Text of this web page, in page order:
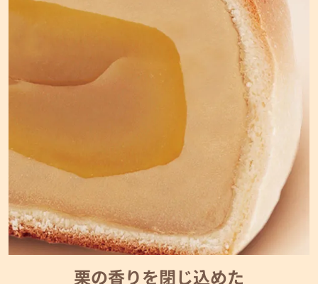
栗の香りを閉じ込めた